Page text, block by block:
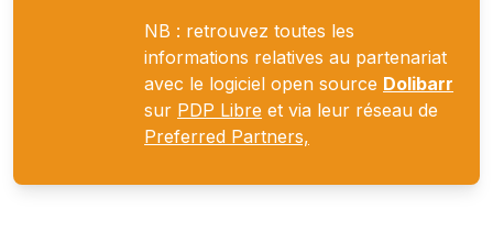
NB : retrouvez toutes les
informations relatives au partenariat
avec le logiciel open source Dolibarr
sur PDP Libre et via leur réseau de
Preferred Partners,